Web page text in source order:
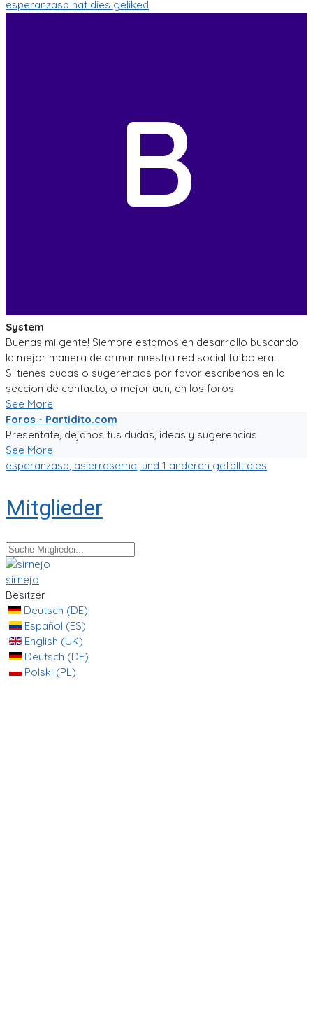
esperanzasb hat dies geliked
B
System
Buenas mi gente! Siempre estamos en desarrollo buscando
la mejor manera de armar nuestra red social futbolera.
Si tienes dudas o sugerencias por favor escribenos en la
seccion de contacto, o mejor aun, en los foros
See More
Foros - Partidito.com
Presentate, dejanos tus dudas, ideas y sugerencias
See More
esperanzasb, asierraserna, und 1 anderen gefällt dies
Mitglieder
sirnejo
Besitzer
Deutsch (DE)
Español (ES)
English (UK)
Deutsch (DE)
Polski (PL)